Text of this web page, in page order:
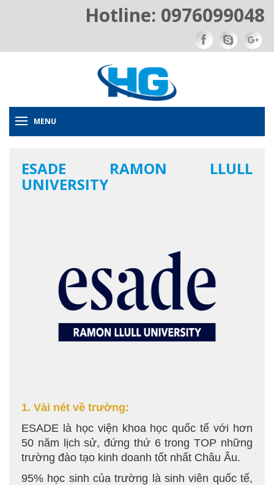
Hotline: 0976099048
MENU
ESADE RAMON LLULL
UNIVERSITY
1. Vài nét về trường:
ESADE là học viện khoa học quốc tế với hơn
50 năm lịch sử, đứng thứ 6 trong TOP những
trường đào tạo kinh doanh tốt nhất Châu Âu.
95% học sinh của trường là sinh viên quốc tế,